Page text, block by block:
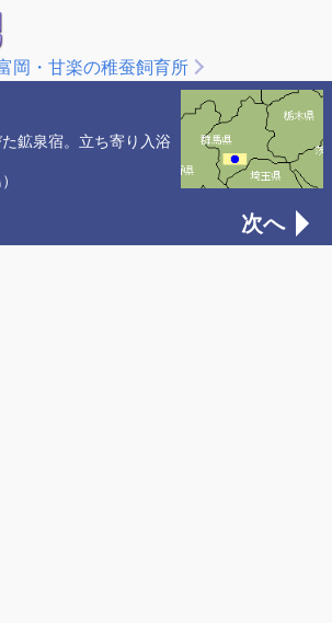
岡・甘楽の稚蚕飼育所
鉱泉宿。立ち寄り入浴
次へ